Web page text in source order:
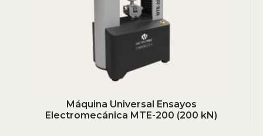
Máquina Universal Ensayos
Electromecánica MTE-200 (200 kN)